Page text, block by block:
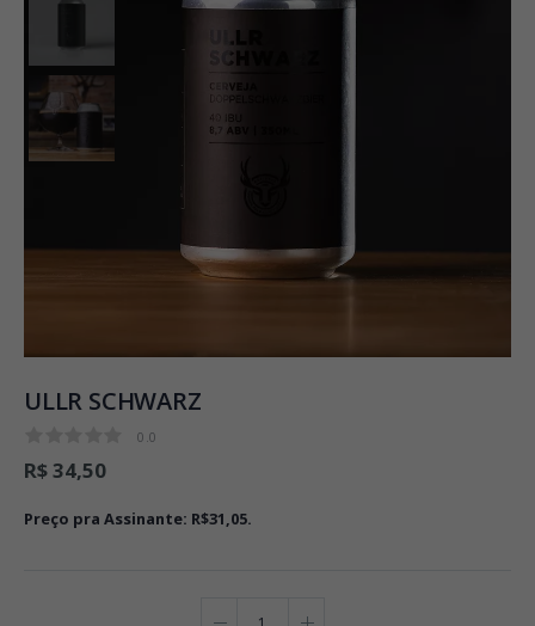
ULLR SCHWARZ
0.0
0.0
R$ 34,50
Preço pra Assinante: R$31,05.